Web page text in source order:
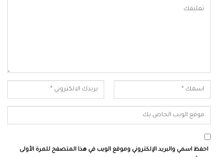
احفظ اسمي والبريد الإلكتروني وموقع الويب في هذا المتصفح للمرة الأولى